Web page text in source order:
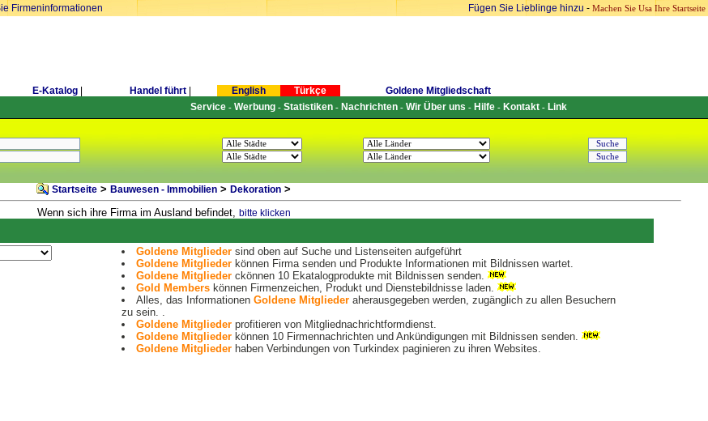
Firmeninformationen Fügen Sie Lieblinge hinzu - Machen Sie Usa Ihre Startseite
E-Katalog Handel führt English Türkçe Goldene Mitgliedschaft
Service- Werbung- Statistiken- Nachrichten- Wir Über uns - Hilfe- Kontakt- Link
Startseite > Bauwesen - Immobilien > Dekoration >
Wenn sich ihre Firma im Ausland befindet, bitte klicken
Goldene Mitgliedersind oben auf Suche und Listenseiten aufgeführt
Goldene Mitglieder können Firma senden und Produkte Informationen mit Bildnissen wartet.
Goldene Mitgliederckönnen 10 Ekatalogprodukte mit Bildnissen senden.
Gold Memberskönnen Firmenzeichen, Produkt und Dienstebildnisse laden.
Alles, das Informationen Goldene Mitgliederaherausgegeben werden, zugänglich zu allen Besuchern
zu sein. .
Goldene Mitglieder profitieren von Mitgliednachrichtformdienst.
Goldene Mitgliederkönnen 10 Firmennachrichten und Ankündigungen mit Bildnissen senden.
Goldene Mitglieder haben Verbindungen von Turkindex paginieren zu ihren Websites.